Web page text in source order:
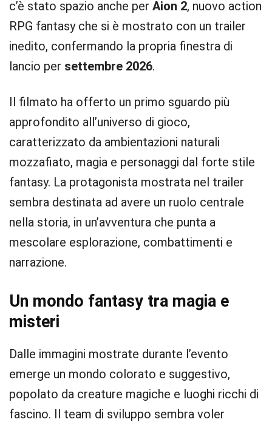
c’è stato spazio anche per Aion 2, nuovo action
RPG fantasy che si è mostrato con un trailer
inedito, confermando la propria finestra di
lancio per settembre 2026.
Il filmato ha offerto un primo sguardo più
approfondito all’universo di gioco,
caratterizzato da ambientazioni naturali
mozzafiato, magia e personaggi dal forte stile
fantasy. La protagonista mostrata nel trailer
sembra destinata ad avere un ruolo centrale
nella storia, in un’avventura che punta a
mescolare esplorazione, combattimenti e
narrazione.
Un mondo fantasy tra magia e
misteri
Dalle immagini mostrate durante l’evento
emerge un mondo colorato e suggestivo,
popolato da creature magiche e luoghi ricchi di
fascino. Il team di sviluppo sembra voler